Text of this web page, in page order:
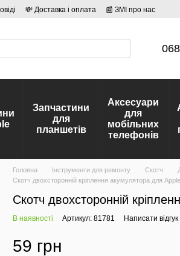
💸 Доставка і оплата
📰 ЗМІ про нас
Запчастини
для
планшетів
Аксесуари
для
мобільних
телефонів
Головна Інструменти для ремонту Скотч
Скотч двохсторонній кріплення акумулятора для
Скотч двохсторонній
В наявності Артикул: 81781 Написати відгук
59 грн